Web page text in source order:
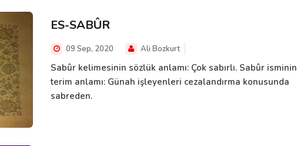
ES-SABÛR
09 Sep, 2020 Ali Bozkurt
Sabûr kelimesinin sözlük anlamı: Çok sabırlı. Sabûr isminin
terim anlamı: Günah işleyenleri cezalandırma konusunda
sabreden.